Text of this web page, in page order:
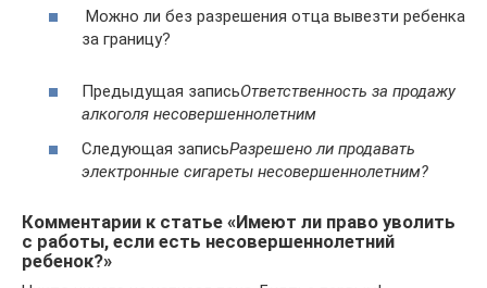
Можно ли без разрешения отца вывезти ребенка
за границу?
Предыдущая записьОтветственность за продажу
алкоголя несовершеннолетним
Следующая записьРазрешено ли продавать
электронные сигареты несовершеннолетним?
Комментарии к статье «Имеют ли право уволить
с работы, если есть несовершеннолетний
ребенок?»